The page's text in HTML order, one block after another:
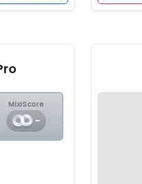
MixiScore
-